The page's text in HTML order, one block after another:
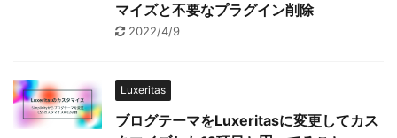
マイズと不要なプラグイン削除
2022/4/9
Luxeritas
ブログテーマをLuxeritasに変更してカス